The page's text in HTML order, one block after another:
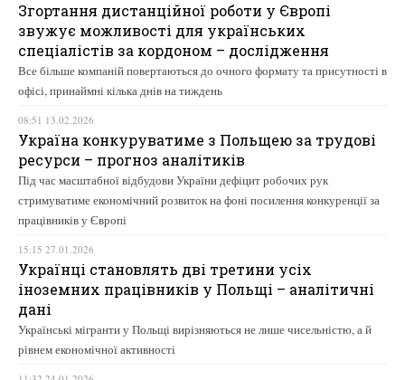
Згортання дистанційної роботи у Європі
звужує можливості для українських
спеціалістів за кордоном – дослідження
Все більше компаній повертаються до очного формату та присутності в
офісі, принаймні кілька днів на тиждень
08:51 13.02.2026
Україна конкуруватиме з Польщею за трудові
ресурси – прогноз аналітиків
Під час масштабної відбудови України дефіцит робочих рук
стримуватиме економічний розвиток на фоні посилення конкуренції за
працівників у Європі
15:15 27.01.2026
Українці становлять дві третини усіх
іноземних працівників у Польщі – аналітичні
дані
Українські мігранти у Польщі вирізняються не лише чисельністю, а й
рівнем економічної активності